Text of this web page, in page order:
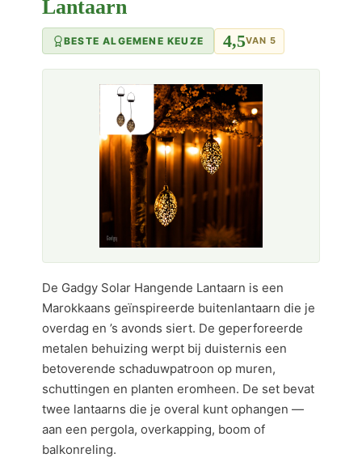
Lantaarn
BESTE ALGEMENE KEUZE 4,5VAN 5
De Gadgy Solar Hangende Lantaarn is een
Marokkaans geïnspireerde buitenlantaarn die je
overdag en ’s avonds siert. De geperforeerde
metalen behuizing werpt bij duisternis een
betoverende schaduwpatroon op muren,
schuttingen en planten eromheen. De set bevat
twee lantaarns die je overal kunt ophangen —
aan een pergola, overkapping, boom of
balkonreling.